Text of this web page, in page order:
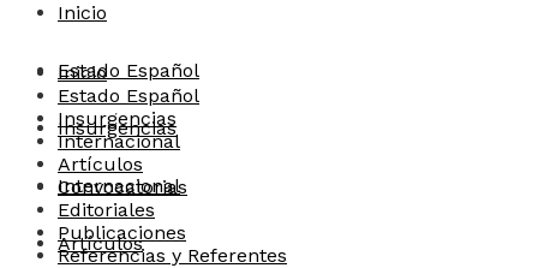
Inicio
Estado Español
Insurgencias
Internacional
Artículos
Inicio
Estado Español
Insurgencias
Internacional
Artículos
Convocatorias
Editoriales
Publicaciones
Referencias y Referentes